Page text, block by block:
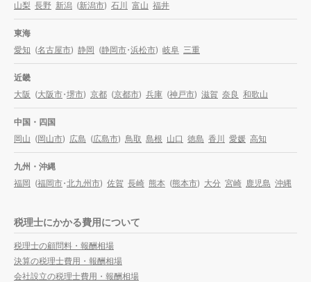
山梨 長野 新潟 (新潟市) 石川 富山 福井
東海
愛知 (名古屋市) 静岡 (静岡市・浜松市) 岐阜 三重
近畿
大阪 (大阪市・堺市) 京都 (京都市) 兵庫 (神戸市) 滋賀 奈良 和歌山
中国・四国
岡山 (岡山市) 広島 (広島市) 鳥取 島根 山口 徳島 香川 愛媛 高知
九州・沖縄
福岡 (福岡市・北九州市) 佐賀 長崎 熊本 (熊本市) 大分 宮崎 鹿児島 沖縄
税理士にかかる費用について
税理士の顧問料・報酬相場
決算の税理士費用・報酬相場
会社設立の税理士費用・報酬相場